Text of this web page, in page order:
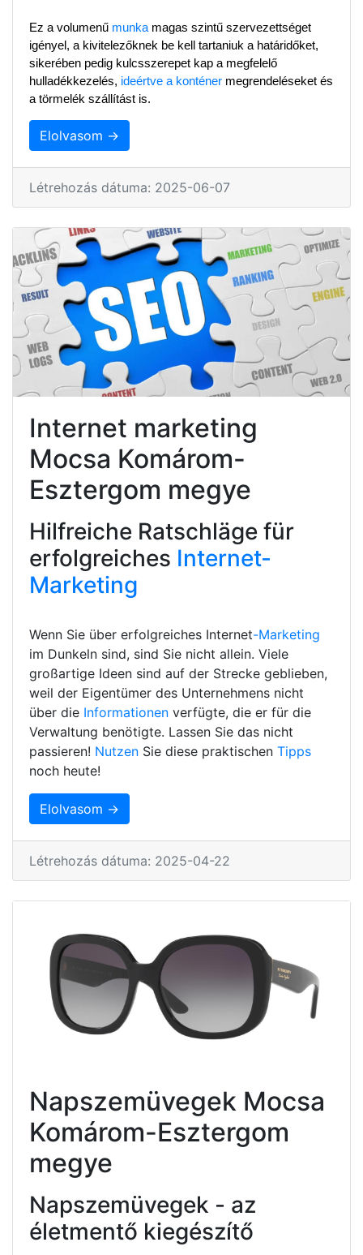
Ez a volumenű munka magas szintű szervezettséget
igényel, a kivitelezőknek be kell tartaniuk a határidőket,
sikerében pedig kulcsszerepet kap a megfelelő
hulladékkezelés, ideértve a konténer megrendeléseket és
a törmelék szállítást is.
Elolvasom →
Létrehozás dátuma: 2025-06-07
Internet marketing
Mocsa Komárom-
Esztergom megye
Hilfreiche Ratschläge für
erfolgreiches Internet-
Marketing
Wenn Sie über erfolgreiches Internet-Marketing
im Dunkeln sind, sind Sie nicht allein. Viele
großartige Ideen sind auf der Strecke geblieben,
weil der Eigentümer des Unternehmens nicht
über die Informationen verfügte, die er für die
Verwaltung benötigte. Lassen Sie das nicht
passieren! Nutzen Sie diese praktischen Tipps
noch heute!
Elolvasom →
Létrehozás dátuma: 2025-04-22
Napszemüvegek Mocsa
Komárom-Esztergom
megye
Napszemüvegek - az
életmentő kiegészítő